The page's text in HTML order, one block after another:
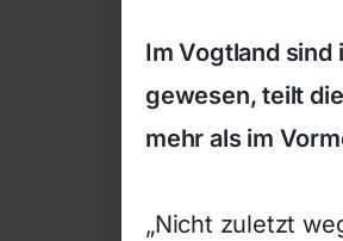
Im Vogtland sind
gewesen, teilt
mehr als im
„Nicht zuletzt